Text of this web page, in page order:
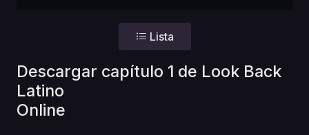
Lista
Descargar capítulo 1 de Look Back
Latino
Online